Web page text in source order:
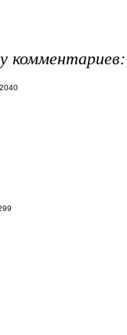
комментариев:
2040